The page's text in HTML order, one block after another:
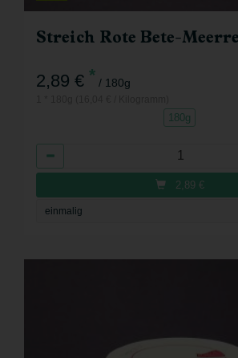
Streich Rote Bete-
2,89 € * / 180g
180g
2,89 €